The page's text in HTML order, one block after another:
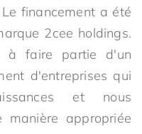
financement a été
2cee holdings.
à faire partie d'un
d'entreprises qui
et nous
manière appropriée